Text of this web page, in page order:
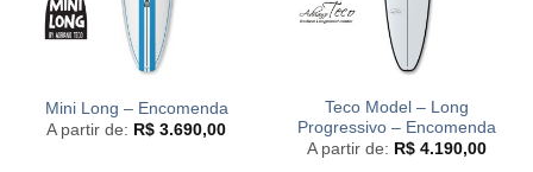
Mini Long – Encomenda
A partir de: R$ 3.690,00
Teco Model – Long
Progressivo – Encomenda
A partir de: R$ 4.190,00